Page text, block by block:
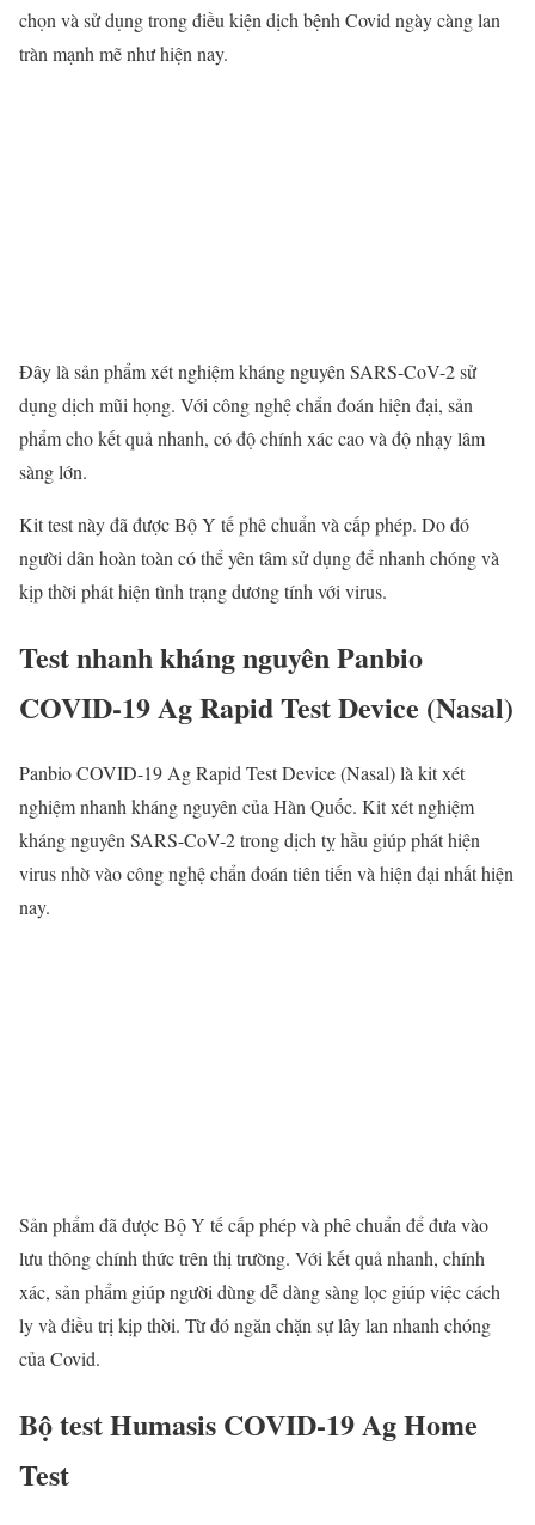
chọn và sử dụng trong điều kiện dịch bệnh Covid ngày càng lan
tràn mạnh mẽ như hiện nay.
Đây là sản phẩm xét nghiệm kháng nguyên SARS-CoV-2 sử
dụng dịch mũi họng. Với công nghệ chẩn đoán hiện đại, sản
phẩm cho kết quả nhanh, có độ chính xác cao và độ nhạy lâm
sàng lớn.
Kit test này đã được Bộ Y tế phê chuẩn và cấp phép. Do đó
người dân hoàn toàn có thể yên tâm sử dụng để nhanh chóng và
kịp thời phát hiện tình trạng dương tính với virus.
Test nhanh kháng nguyên Panbio
COVID-19 Ag Rapid Test Device (Nasal)
Panbio COVID-19 Ag Rapid Test Device (Nasal) là kit xét
nghiệm nhanh kháng nguyên của Hàn Quốc. Kit xét nghiệm
kháng nguyên SARS-CoV-2 trong dịch tỵ hầu giúp phát hiện
virus nhờ vào công nghệ chẩn đoán tiên tiến và hiện đại nhất hiện
nay.
Sản phẩm đã được Bộ Y tế cấp phép và phê chuẩn để đưa vào
lưu thông chính thức trên thị trường. Với kết quả nhanh, chính
xác, sản phẩm giúp người dùng dễ dàng sàng lọc giúp việc cách
ly và điều trị kịp thời. Từ đó ngăn chặn sự lây lan nhanh chóng
của Covid.
Bộ test Humasis COVID-19 Ag Home
Test